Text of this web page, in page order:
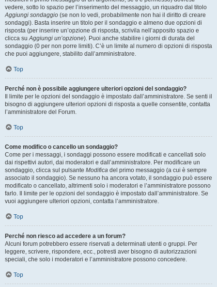
vedere, sotto lo spazio per l’inserimento del messaggio, un riquadro dal titolo
Aggiungi sondaggio (se non lo vedi, probabilmente non hai il diritto di creare
sondaggi). Basta inserire un titolo per il sondaggio e almeno due opzioni di
risposta (per inserire un’opzione di risposta, scrivila nell’apposito spazio e
clicca suAggiungi un’opzione). Puoi anche stabilire i giorni di durata del
sondaggio (0 per non porre limiti). C’è un limite al numero di opzioni di risposta
che puoi aggiungere, stabilito dall’amministratore.
Top
Perché non è possibile aggiungere ulteriori opzioni del sondaggio?
Il limite per le opzioni del sondaggio è impostato dall’amministratore. Se senti il
bisogno di aggiungere ulteriori opzioni di risposta a quelle consentite, contatta
l’amministratore del Forum.
Top
Come modifico o cancello un sondaggio?
Come per i messaggi, i sondaggi possono essere modificati e cancellati solo
dai rispettivi autori, dai moderatori e dall’amministratore. Per modificare un
sondaggio, clicca sul pulsante Modifica del primo messaggio (a cui è sempre
associato il sondaggio). Se nessuno ha ancora votato, il sondaggio può essere
modificato o cancellato, altrimenti solo i moderatori e l’amministratore possono
farlo. Il limite per le opzioni del sondaggio è impostato dall’amministratore. Se
vuoi aggiungere ulteriori opzioni, contatta l’amministratore.
Top
Perché non riesco ad accedere a un forum?
Alcuni forum potrebbero essere riservati a determinati utenti o gruppi. Per
leggere, scrivere, rispondere, ecc., potresti aver bisogno di autorizzazioni
speciali, che solo i moderatori e l’amministratore possono concedere.
Top